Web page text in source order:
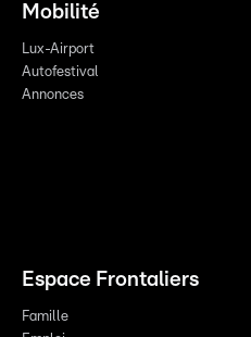
Mobilité
Lux-Airport
Autofestival
Annonces
Espace Frontaliers
Famille